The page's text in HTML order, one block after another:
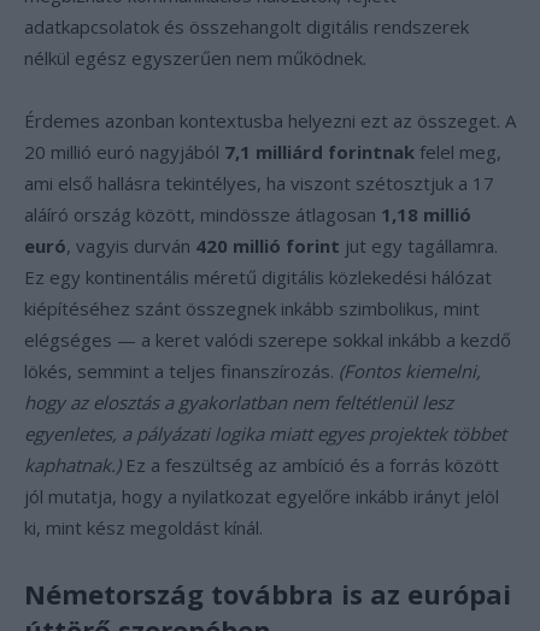
adatkapcsolatok és összehangolt digitális rendszerek
nélkül egész egyszerűen nem működnek.
Érdemes azonban kontextusba helyezni ezt az összeget. A
20 millió euró nagyjából 7,1 milliárd forintnak felel meg,
ami első hallásra tekintélyes, ha viszont szétosztjuk a 17
aláíró ország között, mindössze átlagosan 1,18 millió
euró, vagyis durván 420 millió forint jut egy tagállamra.
Ez egy kontinentális méretű digitális közlekedési hálózat
kiépítéséhez szánt összegnek inkább szimbolikus, mint
elégséges — a keret valódi szerepe sokkal inkább a kezdő
lökés, semmint a teljes finanszírozás. (Fontos kiemelni,
hogy az elosztás a gyakorlatban nem feltétlenül lesz
egyenletes, a pályázati logika miatt egyes projektek többet
kaphatnak.)Ez a feszültség az ambíció és a forrás között
jól mutatja, hogy a nyilatkozat egyelőre inkább irányt jelöl
ki, mint kész megoldást kínál.
Németország továbbra is az európai